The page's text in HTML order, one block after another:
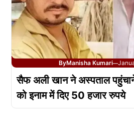
ByManisha Kumari—
सैफ अली खान ने अस्पताल
को इनाम में दिए 50 हजार रुपये